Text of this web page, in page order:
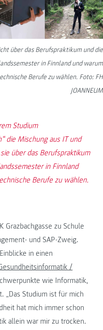
über das Berufspraktikum und die
in Finnland und warum
Berufe zu wählen. Foto: FH
JOANNEUM
Studium
die Mischung aus IT und
über das Berufspraktikum
in Finnland
Berufe zu wählen.
Grazbachgasse zu Schule
und SAP-Zweig.
in einen
/
wie Informatik,
„Das Studium ist für mich
hat mich immer schon
allein war mir zu trocken.